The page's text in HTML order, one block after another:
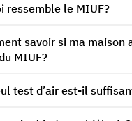
ressemble le MIUF?
savoir si ma maison
MIUF?
test d’air est-il